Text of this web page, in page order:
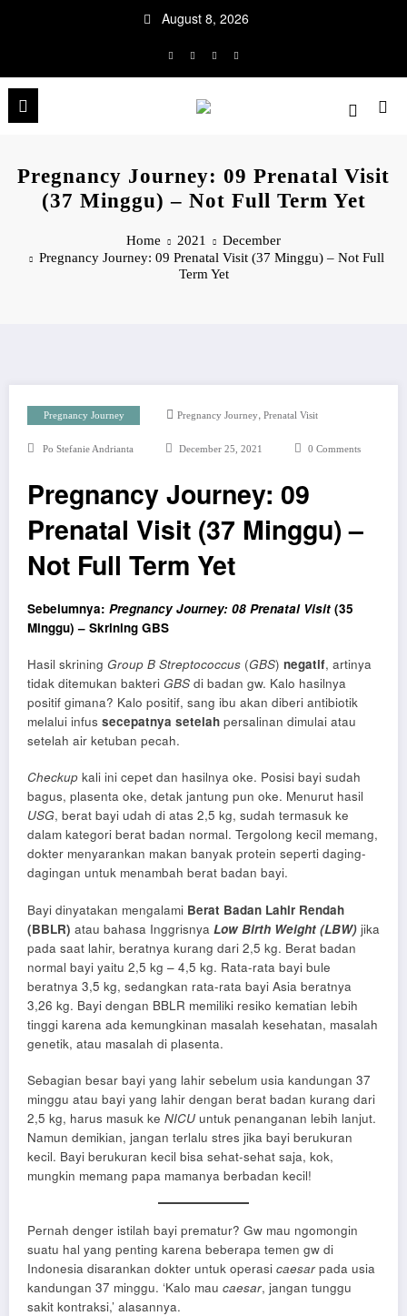
August 8, 2026
Pregnancy Journey: 09 Prenatal Visit
(37 Minggu) – Not Full Term Yet
Home 2021
December
Pregnancy Journey: 09 Prenatal Visit (37 Minggu) – Not Full
Term Yet
Pregnancy Journey Pregnancy Journey, Prenatal Visit
Po Stefanie Andrianta December 25, 2021 0 Comments
Pregnancy Journey: 09
Prenatal Visit (37 Minggu) –
Not Full Term Yet
Sebelumnya: Pregnancy Journey: 08 Prenatal Visit (35
Minggu) – Skrining GBS
Hasil skrining Group B Streptococcus (GBS) negatif, artinya
tidak ditemukan bakteri GBS di badan gw. Kalo hasilnya
positif gimana? Kalo positif, sang ibu akan diberi antibiotik
melalui infus secepatnya setelah persalinan dimulai atau
setelah air ketuban pecah.
Checkup kali ini cepet dan hasilnya oke. Posisi bayi sudah
bagus, plasenta oke, detak jantung pun oke. Menurut hasil
USG, berat bayi udah di atas 2,5 kg, sudah termasuk ke
dalam kategori berat badan normal. Tergolong kecil memang,
dokter menyarankan makan banyak protein seperti daging-
dagingan untuk menambah berat badan bayi.
Bayi dinyatakan mengalami Berat Badan Lahir Rendah
(BBLR) atau bahasa Inggrisnya Low Birth Weight (LBW) jika
pada saat lahir, beratnya kurang dari 2,5 kg. Berat badan
normal bayi yaitu 2,5 kg – 4,5 kg. Rata-rata bayi bule
beratnya 3,5 kg, sedangkan rata-rata bayi Asia beratnya
3,26 kg. Bayi dengan BBLR memiliki resiko kematian lebih
tinggi karena ada kemungkinan masalah kesehatan, masalah
genetik, atau masalah di plasenta.
Sebagian besar bayi yang lahir sebelum usia kandungan 37
minggu atau bayi yang lahir dengan berat badan kurang dari
2,5 kg, harus masuk ke NICU untuk penanganan lebih lanjut.
Namun demikian, jangan terlalu stres jika bayi berukuran
kecil. Bayi berukuran kecil bisa sehat-sehat saja, kok,
mungkin memang papa mamanya berbadan kecil!
Pernah denger istilah bayi prematur? Gw mau ngomongin
suatu hal yang penting karena beberapa temen gw di
Indonesia disarankan dokter untuk operasi caesar pada usia
kandungan 37 minggu. ‘Kalo mau caesar, jangan tunggu
sakit kontraksi,’ alasannya.